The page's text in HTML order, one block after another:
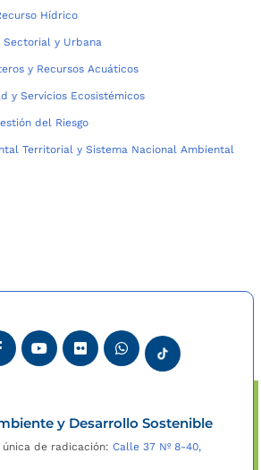
Hídrico
Sectorial y Urbana
y Recursos Acuáticos
y Servicios Ecosistémicos
del Riesgo
Territorial y Sistema Nacional Ambiental
y Desarrollo Sostenible
de radicación: Calle 37 Nº 8-40,